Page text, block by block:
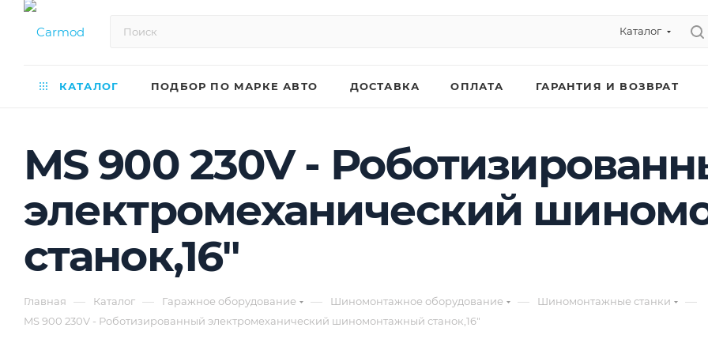
Каталог
КАТАЛОГ ПОДБОР ПО МАРКЕ АВТО ДОСТАВКА ОПЛАТА ГАРАНТИЯ И ВОЗВРАТ
MS 900 230V -
электромеханический
станок,16"
Главная — Каталог — Гаражное оборудование — Шиномонтажное оборудование — Шиномонтажные станки —
MS 900 230V - Роботизированный электромеханический шиномонтажный станок,16"